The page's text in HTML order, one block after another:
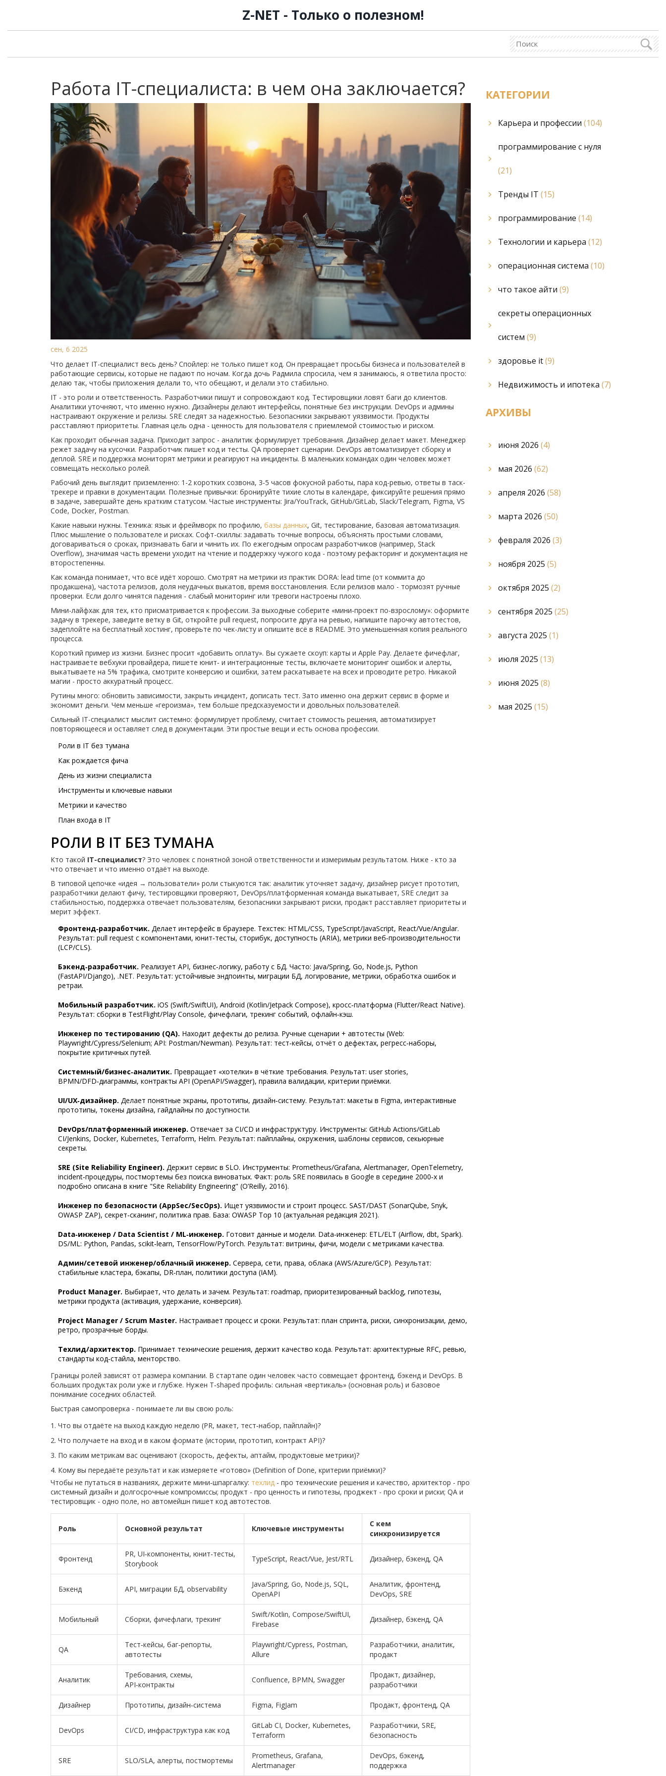
Z-NET - Только о полезном!
Работа IT-специалиста: в чем она заключается?
сен, 6 2025
Что делает IT-специалист весь день? Спойлер: не только пишет код. Он превращает просьбы бизнеса и пользователей в
работающие сервисы, которые не падают по ночам. Когда дочь Радмила спросила, чем я занимаюсь, я ответила просто:
делаю так, чтобы приложения делали то, что обещают, и делали это стабильно.
IT - это роли и ответственность. Разработчики пишут и сопровождают код. Тестировщики ловят баги до клиентов.
Аналитики уточняют, что именно нужно. Дизайнеры делают интерфейсы, понятные без инструкции. DevOps и админы
настраивают окружение и релизы. SRE следят за надежностью. Безопасники закрывают уязвимости. Продукты
расставляют приоритеты. Главная цель одна - ценность для пользователя с приемлемой стоимостью и риском.
Как проходит обычная задача. Приходит запрос - аналитик формулирует требования. Дизайнер делает макет. Менеджер
режет задачу на кусочки. Разработчик пишет код и тесты. QA проверяет сценарии. DevOps автоматизирует сборку и
деплой. SRE и поддержка мониторят метрики и реагируют на инциденты. В маленьких командах один человек может
совмещать несколько ролей.
Рабочий день выглядит приземленно: 1-2 коротких созвона, 3-5 часов фокусной работы, пара код-ревью, ответы в таск-
трекере и правки в документации. Полезные привычки: бронируйте тихие слоты в календаре, фиксируйте решения прямо
в задаче, завершайте день кратким статусом. Частые инструменты: Jira/YouTrack, GitHub/GitLab, Slack/Telegram, Figma, VS
Code, Docker, Postman.
Какие навыки нужны. Техника: язык и фреймворк по профилю, базы данных, Git, тестирование, базовая автоматизация.
Плюс мышление о пользователе и рисках. Софт-скиллы: задавать точные вопросы, объяснять простыми словами,
договариваться о сроках, признавать баги и чинить их. По ежегодным опросам разработчиков (например, Stack
Overflow), значимая часть времени уходит на чтение и поддержку чужого кода - поэтому рефакторинг и документация не
второстепенны.
Как команда понимает, что всё идёт хорошо. Смотрят на метрики из практик DORA: lead time (от коммита до
продакшена), частота релизов, доля неудачных выкатов, время восстановления. Если релизов мало - тормозят ручные
проверки. Если долго чинятся падения - слабый мониторинг или тревоги настроены плохо.
Мини-лайфхак для тех, кто присматривается к профессии. За выходные соберите «мини‑проект по-взрослому»: оформите
задачу в трекере, заведите ветку в Git, откройте pull request, попросите друга на ревью, напишите парочку автотестов,
задеплойте на бесплатный хостинг, проверьте по чек-листу и опишите всё в README. Это уменьшенная копия реального
процесса.
Короткий пример из жизни. Бизнес просит «добавить оплату». Вы сужаете скоуп: карты и Apple Pay. Делаете фичефлаг,
настраиваете вебхуки провайдера, пишете юнит‑ и интеграционные тесты, включаете мониторинг ошибок и алерты,
выкатываете на 5% трафика, смотрите конверсию и ошибки, затем раскатываете на всех и проводите ретро. Никакой
магии - просто аккуратный процесс.
Рутины много: обновить зависимости, закрыть инцидент, дописать тест. Зато именно она держит сервис в форме и
экономит деньги. Чем меньше «героизма», тем больше предсказуемости и довольных пользователей.
Сильный IT-специалист мыслит системно: формулирует проблему, считает стоимость решения, автоматизирует
повторяющееся и оставляет след в документации. Эти простые вещи и есть основа профессии.
Роли в IT без тумана
Как рождается фича
День из жизни специалиста
Инструменты и ключевые навыки
Метрики и качество
План входа в IT
РОЛИ В IT БЕЗ ТУМАНА
Кто такой IT-специалист? Это человек с понятной зоной ответственности и измеримым результатом. Ниже - кто за
что отвечает и что именно отдаёт на выходе.
В типовой цепочке «идея → пользователи» роли стыкуются так: аналитик уточняет задачу, дизайнер рисует прототип,
разработчики делают фичу, тестировщики проверяют, DevOps/платформенная команда выкатывает, SRE следит за
стабильностью, поддержка отвечает пользователям, безопасники закрывают риски, продакт расставляет приоритеты и
мерит эффект.
Фронтенд‑разработчик. Делаeт интерфейс в браузере. Техстек: HTML/CSS, TypeScript/JavaScript, React/Vue/Angular.
Результат: pull request с компонентами, юнит‑тесты, сторибук, доступность (ARIA), метрики веб‑производительности
(LCP/CLS).
Бэкенд‑разработчик. Реализует API, бизнес‑логику, работу с БД. Часто: Java/Spring, Go, Node.js, Python
(FastAPI/Django), .NET. Результат: устойчивые эндпоинты, миграции БД, логирование, метрики, обработка ошибок и
ретраи.
Мобильный разработчик. iOS (Swift/SwiftUI), Android (Kotlin/Jetpack Compose), кросс‑платформа (Flutter/React Native).
Результат: сборки в TestFlight/Play Console, фичефлаги, трекинг событий, офлайн‑кэш.
Инженер по тестированию (QA). Находит дефекты до релиза. Ручные сценарии + автотесты (Web:
Playwright/Cypress/Selenium; API: Postman/Newman). Результат: тест‑кейсы, отчёт о дефектах, регресс‑наборы,
покрытие критичных путей.
Системный/бизнес‑аналитик. Превращает «хотелки» в чёткие требования. Результат: user stories,
BPMN/DFD‑диаграммы, контракты API (OpenAPI/Swagger), правила валидации, критерии приёмки.
UI/UX‑дизайнер. Делает понятные экраны, прототипы, дизайн‑систему. Результат: макеты в Figma, интерактивные
прототипы, токены дизайна, гайдлайны по доступности.
DevOps/платформенный инженер. Отвечает за CI/CD и инфраструктуру. Инструменты: GitHub Actions/GitLab
CI/Jenkins, Docker, Kubernetes, Terraform, Helm. Результат: пайплайны, окружения, шаблоны сервисов, секьюрные
секреты.
SRE (Site Reliability Engineer). Держит сервис в SLO. Инструменты: Prometheus/Grafana, Alertmanager, OpenTelemetry,
incident‑процедуры, постмортемы без поиска виноватых. Факт: роль SRE появилась в Google в середине 2000‑х и
подробно описана в книге "Site Reliability Engineering" (O’Reilly, 2016).
Инженер по безопасности (AppSec/SecOps). Ищет уязвимости и строит процесс. SAST/DAST (SonarQube, Snyk,
OWASP ZAP), секрет‑сканинг, политика прав. База: OWASP Top 10 (актуальная редакция 2021).
Data‑инженер / Data Scientist / ML‑инженер. Готовит данные и модели. Data‑инженер: ETL/ELT (Airflow, dbt, Spark).
DS/ML: Python, Pandas, scikit‑learn, TensorFlow/PyTorch. Результат: витрины, фичи, модели с метриками качества.
Админ/сетевой инженер/облачный инженер. Сервера, сети, права, облака (AWS/Azure/GCP). Результат:
стабильные кластера, бэкапы, DR‑план, политики доступа (IAM).
Product Manager. Выбирает, что делать и зачем. Результат: roadmap, приоритезированный backlog, гипотезы,
метрики продукта (активация, удержание, конверсия).
Project Manager / Scrum Master. Настраивает процесс и сроки. Результат: план спринта, риски, синхронизации, демо,
ретро, прозрачные борды.
Техлид/архитектор. Принимает технические решения, держит качество кода. Результат: архитектурные RFC, ревью,
стандарты код‑стайла, менторство.
Границы ролей зависят от размера компании. В стартапе один человек часто совмещает фронтенд, бэкенд и DevOps. В
больших продуктах роли уже и глубже. Нужен T‑shaped профиль: сильная «вертикаль» (основная роль) и базовое
понимание соседних областей.
Быстрая самопроверка - понимаете ли вы свою роль:
Что вы отдаёте на выход каждую неделю (PR, макет, тест‑набор, пайплайн)?
Что получаете на вход и в каком формате (истории, прототип, контракт API)?
По каким метрикам вас оценивают (скорость, дефекты, аптайм, продуктовые метрики)?
Кому вы передаёте результат и как измеряете «готово» (Definition of Done, критерии приёмки)?
Чтобы не путаться в названиях, держите мини‑шпаргалку: техлид - про технические решения и качество, архитектор - про
системный дизайн и долгосрочные компромиссы; продукт - про ценность и гипотезы, проджект - про сроки и риски; QA и
тестировщик - одно поле, но автомейшн пишет код автотестов.
Роль Основной результат Ключевые инструменты
С кем
синхронизируется
Фронтенд
PR, UI‑компоненты, юнит‑тесты,
Storybook
TypeScript, React/Vue, Jest/RTL Дизайнер, бэкенд, QA
Бэкенд API, миграции БД, observability
Java/Spring, Go, Node.js, SQL,
OpenAPI
Аналитик, фронтенд,
DevOps, SRE
Мобильный Сборки, фичефлаги, трекинг
Swift/Kotlin, Compose/SwiftUI,
Firebase
Дизайнер, бэкенд, QA
QA
Тест‑кейсы, баг‑репорты,
автотесты
Playwright/Cypress, Postman,
Allure
Разработчики, аналитик,
продакт
Аналитик
Требования, схемы,
API‑контракты
Confluence, BPMN, Swagger
Продакт, дизайнер,
разработчики
Дизайнер Прототипы, дизайн‑система Figma, FigJam Продакт, фронтенд, QA
DevOps CI/CD, инфраструктура как код
GitLab CI, Docker, Kubernetes,
Terraform
Разработчики, SRE,
безопасность
SRE SLO/SLA, алерты, постмортемы
Prometheus, Grafana,
Alertmanager
DevOps, бэкенд,
поддержка
КАТЕГОРИИ
Карьера и профессии (104)
программирование с нуля
(21)
Тренды IT (15)
программирование (14)
Технологии и карьера (12)
операционная система (10)
что такое айти (9)
секреты операционных
систем (9)
здоровье it(9)
Недвижимость и ипотека (7)
АРХИВЫ
июня 2026 (4)
мая 2026 (62)
апреля 2026 (58)
марта 2026 (50)
февраля 2026 (3)
ноября 2025 (5)
октября 2025 (2)
сентября 2025 (25)
августа 2025 (1)
июля 2025 (13)
июня 2025 (8)
мая 2025 (15)